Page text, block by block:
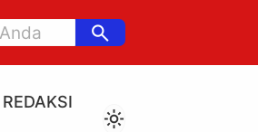
search
REDAKSI
light_mode